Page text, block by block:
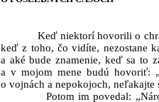
Keď niektorí hovorili o
keď z toho, čo vidíte, nezostane
a aké bude znamenie, keď sa to
a v mojom mene budú hovoriť:
o vojnách a nepokojoch,
Potom im povedal: „Národ